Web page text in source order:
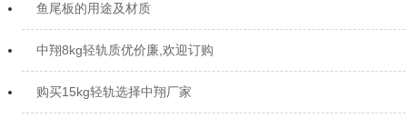
鱼尾板的用途及材质
中翔8kg轻轨质优价廉,欢迎订购
购买15kg轻轨选择中翔厂家